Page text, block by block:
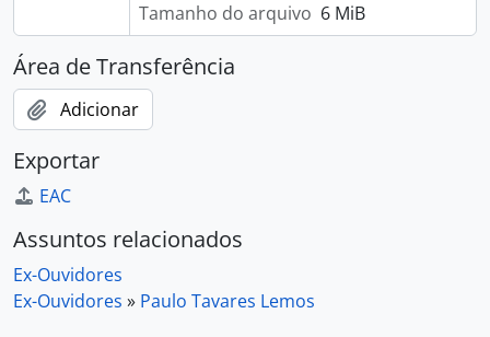
Tamanho do arquivo 6 MiB
Área de Transferência
Adicionar
Exportar
EAC
Assuntos relacionados
Ex-Ouvidores
Ex-Ouvidores » Paulo Tavares Lemos